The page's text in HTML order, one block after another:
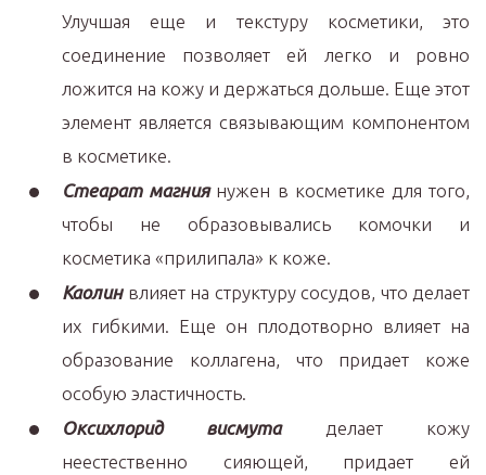
Улучшая еще и текстуру косметики, это
соединение позволяет ей легко и ровно
ложится на кожу и держаться дольше. Еще этот
элемент является связывающим компонентом
в косметике.
Стеарат магниянужен в косметике для того,
чтобы не образовывались комочки и
косметика «прилипала» к коже.
Каолин влияет на структуру сосудов, что делает
их гибкими. Еще он плодотворно влияет на
образование коллагена, что придает коже
особую эластичность.
Оксихлорид висмутаделает кожу
неестественно сияющей, придает ей